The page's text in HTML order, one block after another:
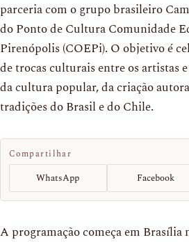
parceria com o grupo brasileiro
do Ponto de Cultura Comunidade
Pirenópolis (COEPi). O objetivo é
de trocas culturais entre os artistas
da cultura popular, da criação
tradições do Brasil e do Chile.
Compartilhar
WhatsApp Facebook
A programação começa em Brasília